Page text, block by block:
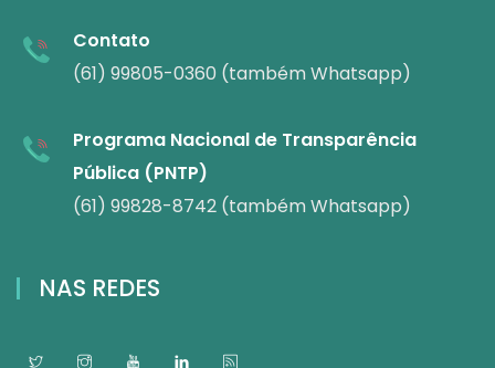
Contato
(61) 99805-0360 (também Whatsapp)
Programa Nacional de Transparência
Pública (PNTP)
(61) 99828-8742 (também Whatsapp)
NAS REDES